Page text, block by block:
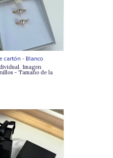
cartón - Blanco
Imagen
- Tamaño de la